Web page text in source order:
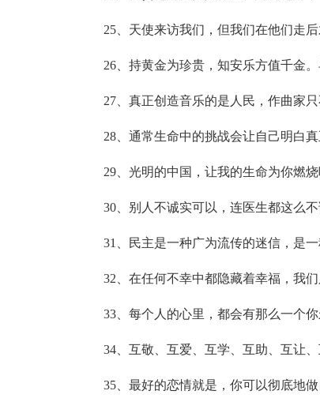
25、天使来访我们，但我们在他们走后
26、持黄金为珍贵，知安乐方值千金。
27、真正创造音乐的是人民，作曲家
28、通常生命中的挑战会让自己明白
29、光明的中国，让我的生命为你燃烧
30、别人不诚实可以，连医生都这么
31、民主是一种广为流传的迷信，是
32、在任何不幸中都隐藏着幸福，我
33、每个人的心里，都会有那么一个
34、互敬、互爱、互学、互助、互让
35、最好的恋情就是，你可以彻底地